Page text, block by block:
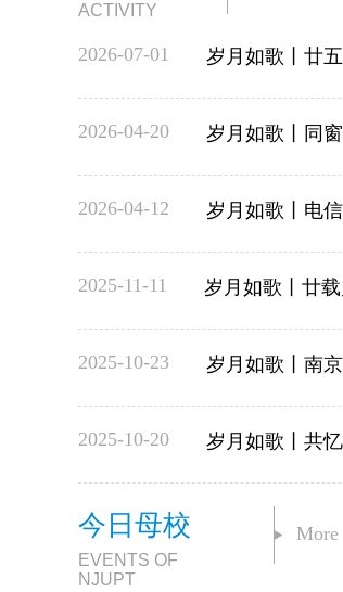
ACTIVITY
2026-07-01 岁月如歌丨廿
2026-04-20 岁月如歌丨同
2026-04-12 岁月如歌丨电
2025-11-11 岁月如歌丨廿
2025-10-23 岁月如歌丨南
2025-10-20 岁月如歌丨共
今日母校
EVENTS OF
NJUPT
More